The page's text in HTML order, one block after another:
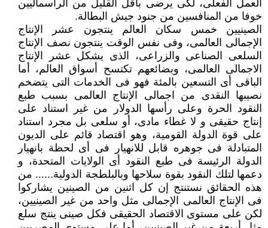
العمل الفعلى، لكى يرضى بأقل القليل من الرأسماليين
خوفا من المنافسين من جنود جيش البطالة.
الصينيين خمس سكان العالم ينتجون عشر الإنتاج
الإجمالى العالمى، وفى نفس الوقت ينتجون نصف الإنتاج
السلعى الصناعى والزراعى، الذى يشكل عشر الإنتاج
الاجمالى العالمى، وبضائعهم تكتسح أسواق العالم، أما
الباقى أى التسعين بالمئة فهو فى الخدمات التى يتضخم
نصيبها النقدى من اجمالى الإنتاج العالمى بسبب طبع
النقود الحرة وعلى رأسها الدولار من غير استناد على
إنتاج حقيقى و لا غطاء مادى، أو سلعى بل مجرد استناد
على قوة الدولة القومية، وهو اقتصاد قائم على الديون
المتبادلة فى جوهره قابل للانهيار فى أى لحظة بانهيار
الدولة الرئيسة فى طبع النقود أى الولايات المتحدة، و
دعمها لتلك النقود بقوة سلاحها وبالبلطجة الدولية...... من
هذه الحقائق نستنتج إن كل اثنين من الصينين يشاركوا
فى الإنتاج العالمى الإجمالى مثل واحد من غير الصينيين،
لكن على مستوى الاقتصاد الحقيقى فكل صينى ينتج سلع